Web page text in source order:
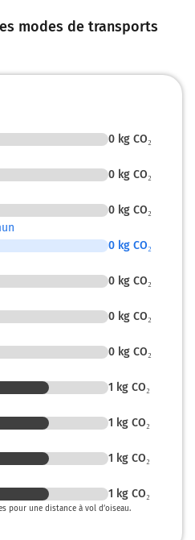
modes de transports
0 kg CO₂
0 kg CO₂
0 kg CO₂
0 kg CO₂
0 kg CO₂
0 kg CO₂
0 kg CO₂
1 kg CO₂
1 kg CO₂
1 kg CO₂
1 kg CO₂
pour une distance à vol d’oiseau.